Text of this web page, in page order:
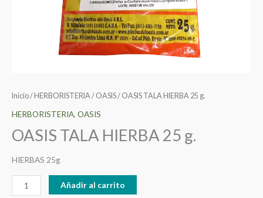
Inicio/ HERBORISTERIA/ OASIS/ OASIS TALA HIERBA 25 g.
HERBORISTERIA, OASIS
OASIS TALA HIERBA 25 g.
HIERBAS 25g
Añadir al carrito